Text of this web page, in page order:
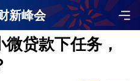
新峰会
贷款下任务，